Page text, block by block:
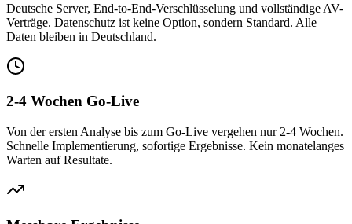
Deutsche Server, End-to-End-Verschlüsselung und vollständige AV-
Verträge. Datenschutz ist keine Option, sondern Standard. Alle
Daten bleiben in Deutschland.
2-4 Wochen Go-Live
Von der ersten Analyse bis zum Go-Live vergehen nur 2-4 Wochen.
Schnelle Implementierung, sofortige Ergebnisse. Kein monatelanges
Warten auf Resultate.